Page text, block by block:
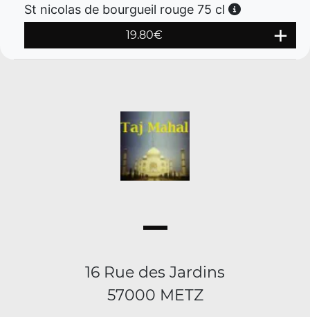
St nicolas de bourgueil rouge 75 cl
19.80€
16 Rue des Jardins
57000 METZ